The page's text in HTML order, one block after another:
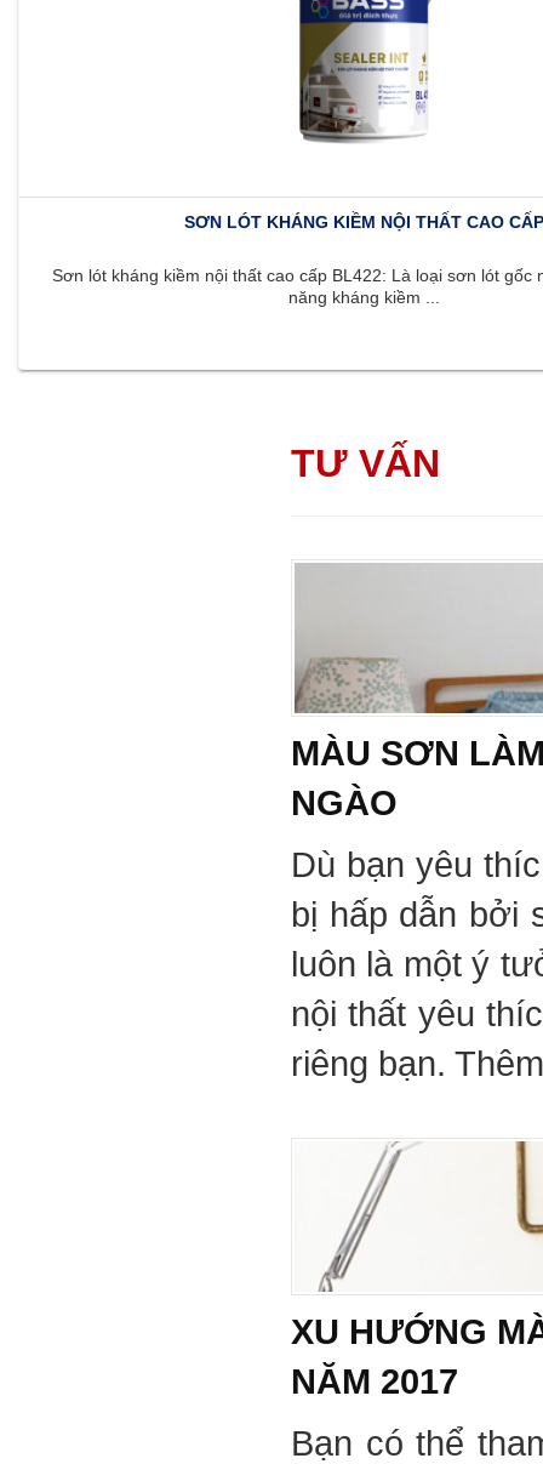
SƠN LÓT KHÁNG KIỀM NỘI THẤT CAO CẤP
Sơn lót kháng kiềm nội thất cao cấp BL422: Là loại sơn lót gốc
năng kháng kiềm ...
TƯ VẤN
MÀU SƠN
NGÀO
Dù bạn yêu
bị hấp dẫn bởi
luôn là một ý
nội thất yêu
riêng bạn.
XU HƯỚNG
NĂM 2017
Bạn có thể